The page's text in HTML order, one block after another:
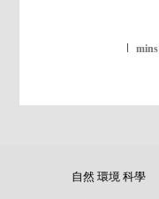
mins
自然 環境 科學